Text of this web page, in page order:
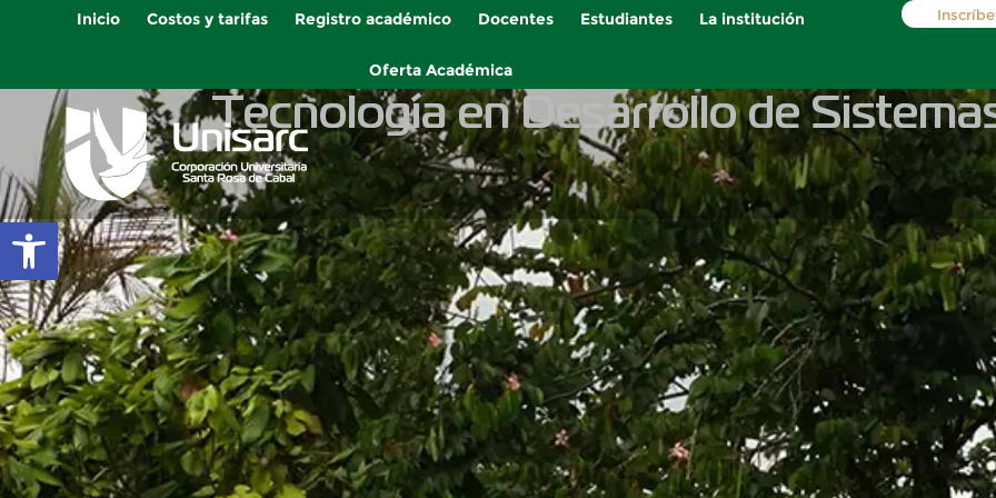
Abrir barra de herramientas
Inicio Costos y tarifas Registro académico Docentes Estudiantes La institución
Oferta Académica
Tecnología en Desarrollo de